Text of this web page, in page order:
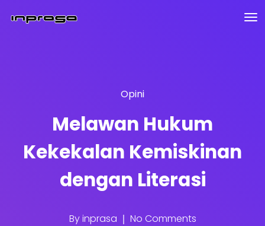
Opini
Melawan Hukum
Kekekalan Kemiskinan
dengan Literasi
Byinprasa No Comments